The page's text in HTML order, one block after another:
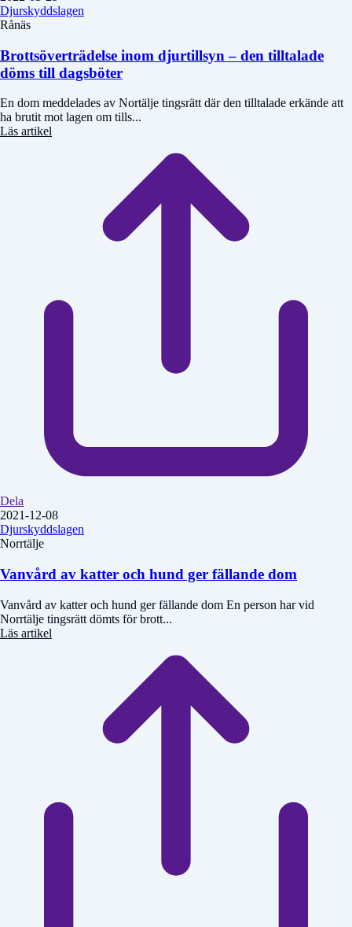
Djurskyddslagen
Rånäs
Brottsöverträdelse inom djurtillsyn – den tilltalade
döms till dagsböter
En dom meddelades av Nortälje tingsrätt där den tilltalade erkände att
ha brutit mot lagen om tills...
Läs artikel
Dela
2021-12-08
Djurskyddslagen
Norrtälje
Vanvård av katter och hund ger fällande dom
Vanvård av katter och hund ger fällande dom En person har vid
Norrtälje tingsrätt dömts för brott...
Läs artikel